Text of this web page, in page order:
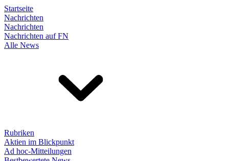
Startseite
Nachrichten
Nachrichten
Nachrichten auf FN
Alle News
Rubriken
Aktien im Blickpunkt
Ad hoc-Mitteilungen